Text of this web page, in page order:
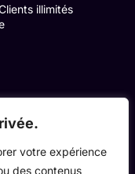
votre expérience
des contenus
illimités